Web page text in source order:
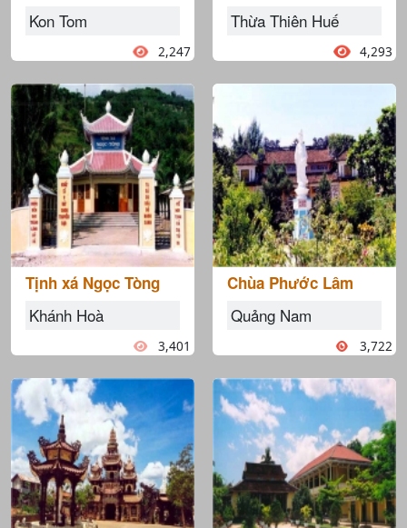
Kon Tom
2,247
Tịnh xá Ngọc Tòng
Khánh Hoà
3,401
Thừa Thiên Huế
4,293
Chùa Phước Lâm
Quảng Nam
3,722